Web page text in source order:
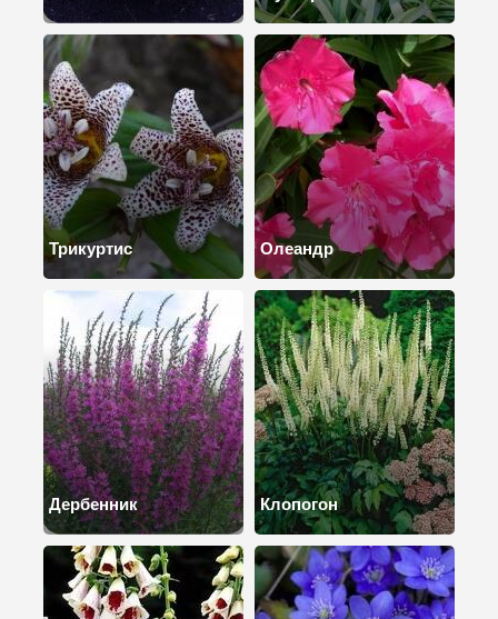
Трикуртис Олеандр
Дербенник Клопогон